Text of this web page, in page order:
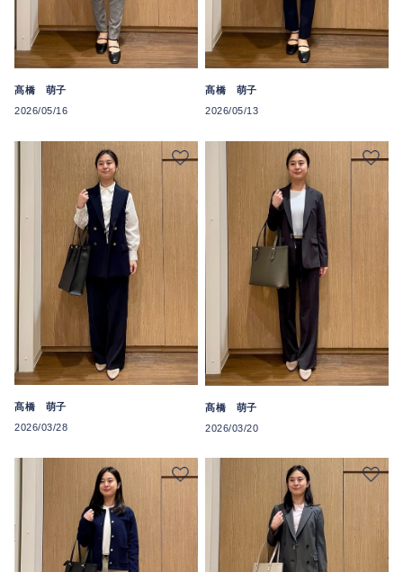
髙橋 萌子
2026/05/16
髙橋 萌子
2026/05/13
髙橋 萌子
2026/03/28
髙橋 萌子
2026/03/20